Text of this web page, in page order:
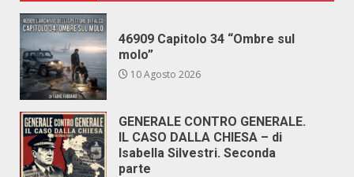
46909 Capitolo 34 “Ombre sul
molo”
10 Agosto 2026
GENERALE CONTRO GENERALE.
IL CASO DALLA CHIESA – di
Isabella Silvestri. Seconda
parte